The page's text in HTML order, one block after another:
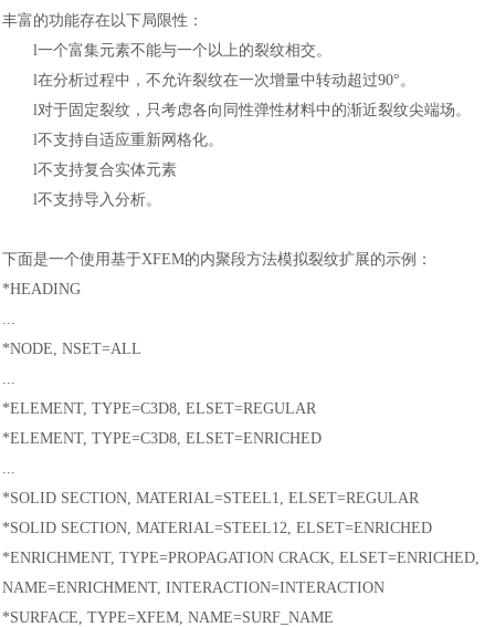
丰富的功能存在以下局限性 ：
l一个富集元素不能与一个以上的裂纹相交。
l在分析过程中，不允许裂纹在一次增量中转动超过90°。
l对于固定裂纹，只考虑各向同性弹性材料中的渐近裂纹尖端场。
l不支持自适应重新网格化。
l不支持复合实体元素
l不支持导入分析。
下面是一个使用基于XFEM的内聚段方法模拟裂纹扩展的示例 ：
*HEADING
...
*NODE, NSET=ALL
...
*ELEMENT, TYPE=C3D8, ELSET=REGULAR
*ELEMENT, TYPE=C3D8, ELSET=ENRICHED
...
*SOLID SECTION, MATERIAL=STEEL1, ELSET=REGULAR
*SOLID SECTION, MATERIAL=STEEL12, ELSET=ENRICHED
*ENRICHMENT, TYPE=PROPAGATION CRACK, ELSET=ENRICHED,
NAME=ENRICHMENT, INTERACTION=INTERACTION
*SURFACE, TYPE=XFEM, NAME=SURF_NAME